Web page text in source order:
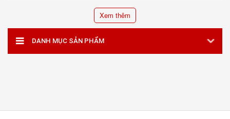
Xem thêm
DANH MỤC SẢN PHẨM